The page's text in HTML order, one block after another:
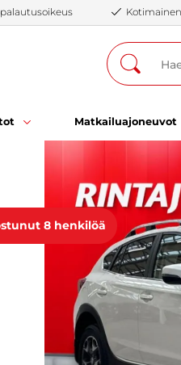
Matkailuajoneuvot
8 henkilöä